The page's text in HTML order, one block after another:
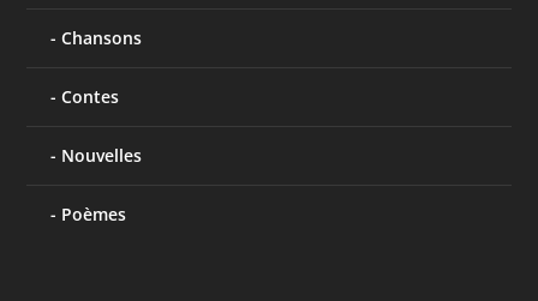
Chansons
Contes
Nouvelles
Poèmes